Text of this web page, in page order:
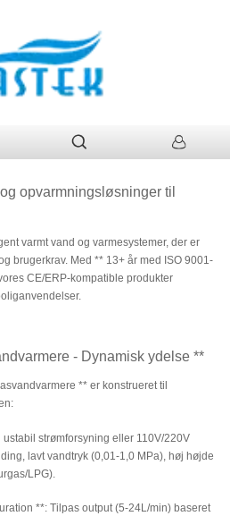
Røgrør Type Vægmonteret Tankløs
Gas Vandvarmer til bruser
Vand Gas Vandvarmer til
opvarmningsløsninger til
varmt vand og varmesystemer, der er
brugerkrav. Med ** 13+ år med ISO 9001-
CE/ERP-kompatible produkter
- Dynamisk ydelse **
** er konstrueret til
strømforsyning eller 110V/220V
lavt vandtryk (0,01-1,0 MPa), høj højde
LPG).
**: Tilpas output (5-24L/min) baseret